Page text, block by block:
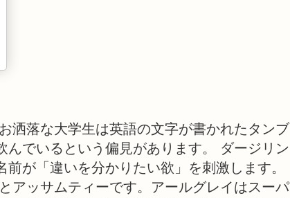
洒落な大学生は英語の文字が書かれたタンブ
でいるという偏見があります。 ダージリン
が「違いを分かりたい欲」を刺激します。
アッサムティーです。アールグレイはスーパ